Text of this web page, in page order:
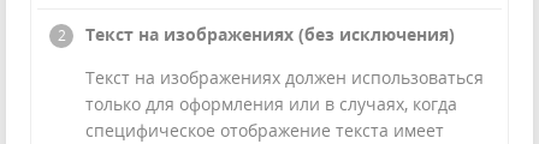
Текст на изображениях (без исключения)
Текст на изображениях должен использоваться
только для оформления или в случаях, когда
специфическое отображение текста имеет